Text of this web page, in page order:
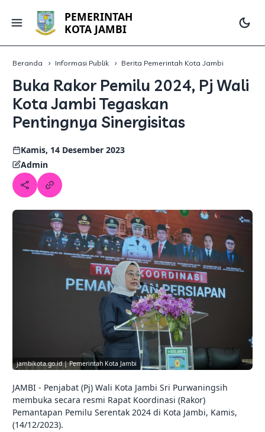
PEMERINTAH
KOTA JAMBI
Beranda Informasi Publik Berita Pemerintah Kota Jambi
Buka Rakor Pemilu 2024, Pj Wali
Kota Jambi Tegaskan
Pentingnya Sinergisitas
Kamis, 14 Desember 2023
Admin
jambikota.go.id | Pemerintah Kota Jambi
JAMBI - Penjabat (Pj) Wali Kota Jambi Sri Purwaningsih
membuka secara resmi Rapat Koordinasi (Rakor)
Pemantapan Pemilu Serentak 2024 di Kota Jambi, Kamis,
(14/12/2023).